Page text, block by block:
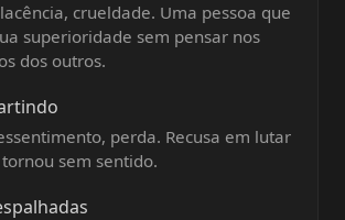
crueldade. Uma pessoa que
superioridade sem pensar nos
dos outros.
perda. Recusa em lutar
sem sentido.